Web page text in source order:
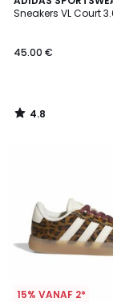
Sneakers VL Court
€.
45.00 €
/ 5
4.8
/
15% VANAF 2*